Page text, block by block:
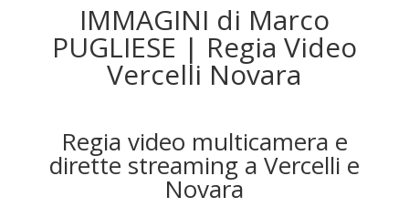
IMMAGINI di Marco
PUGLIESE | Regia Video
Vercelli Novara
Regia video multicamera e
dirette streaming a Vercelli e
Novara